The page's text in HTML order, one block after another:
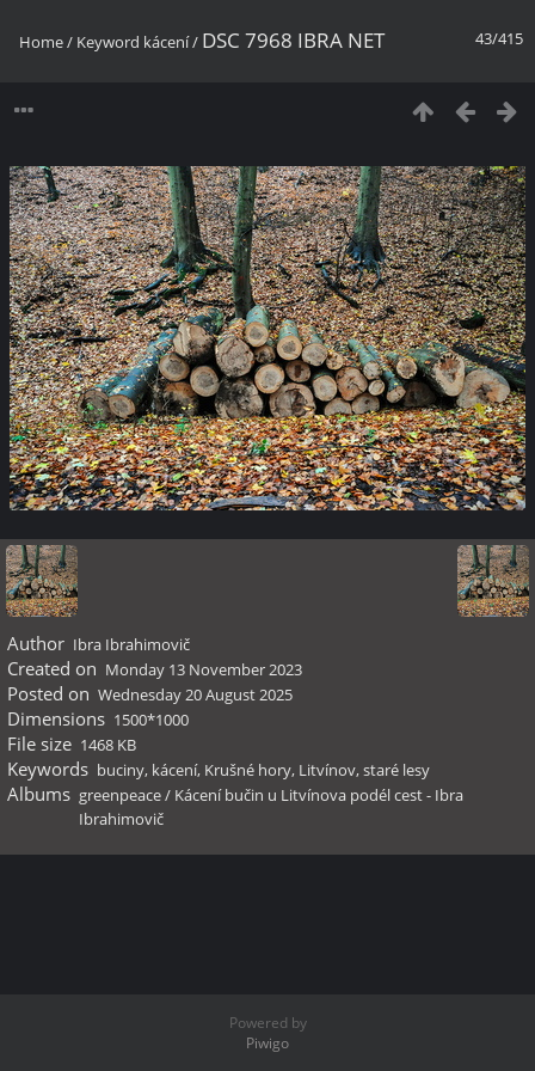
43/415
Home/ Keyword kácení/ DSC 7968 IBRA NET
Author Ibra Ibrahimovič
Created on Monday 13 November 2023
Posted on Wednesday 20 August 2025
Dimensions 1500*1000
File size 1468 KB
Keywords buciny, kácení, Krušné hory, Litvínov,staré lesy
Albums greenpeace/ Kácení bučin u Litvínova podél cest - Ibra
Ibrahimovič
Powered by
Piwigo